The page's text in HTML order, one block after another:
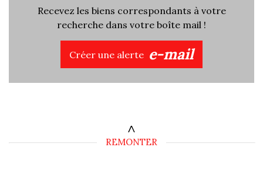
Recevez les biens correspondants à votre
recherche dans votre boîte mail !
Créer une alerte e-mail
REMONTER